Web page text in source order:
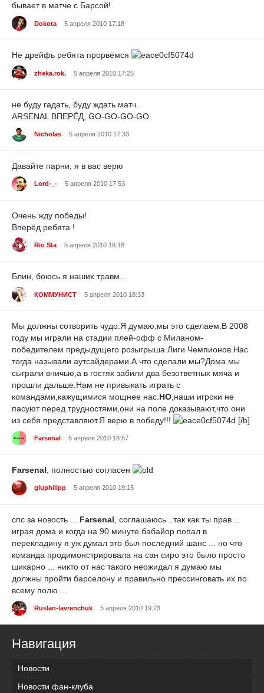
бывает в матче с Барсой!
Dokota 5 апреля 2010 17:18
Не дрейфь ребята прорвёмся
zheka.rok. 5 апреля 2010 17:25
не буду гадать, буду ждать матч.
ARSENAL ВПЕРЁД, GO-GO-GO-GO
Nicholas 5 апреля 2010 17:33
Давайте парни, я в вас верю
Lord-_- 5 апреля 2010 17:53
Очень жду победы!
Вперёд ребята !
Rio Sta 5 апреля 2010 18:18
Блин, боюсь я наших травм...
КОММУНИСТ 5 апреля 2010 18:33
Мы должны сотворить чудо.Я думаю,мы это сделаем.В 2008
году мы играли на стадии плей-офф с Миланом-
победителем предыдущего розыгрыша Лиги Чемпионов.Нас
тогда называли аутсайдерами.А что сделали мы?Дома мы
сыграли вничью,а в гостях забили два безответных мяча и
прошли дальше.Нам не привыкать играть с
командами,кажущимися мощнее нас.НО,наши игроки не
пасуют перед трудностями,они на поле доказывают,что они
из себя представляют.Я верю в победу!!!
[/b]
Farsenal 5 апреля 2010 18:57
Farsenal , полностью согласен
gluphilipp 5 апреля 2010 19:15
спс за новость ... Farsenal , соглашаюсь ..так как ты прав ...
играя дома и когда на 90 минуте бабайор попал в
перекладину я уж думал это был последний шанс ... но что
команда продимонстрировала на сан сиро это было просто
шикарно ... никто от нас такого неожидал я думаю мы
должны пройти барселону и правильно прессинговать их по
всему полю ...
Ruslan-lavrenchuk 5 апреля 2010 19:23
Навигация
Новости
Новости фан-клуба